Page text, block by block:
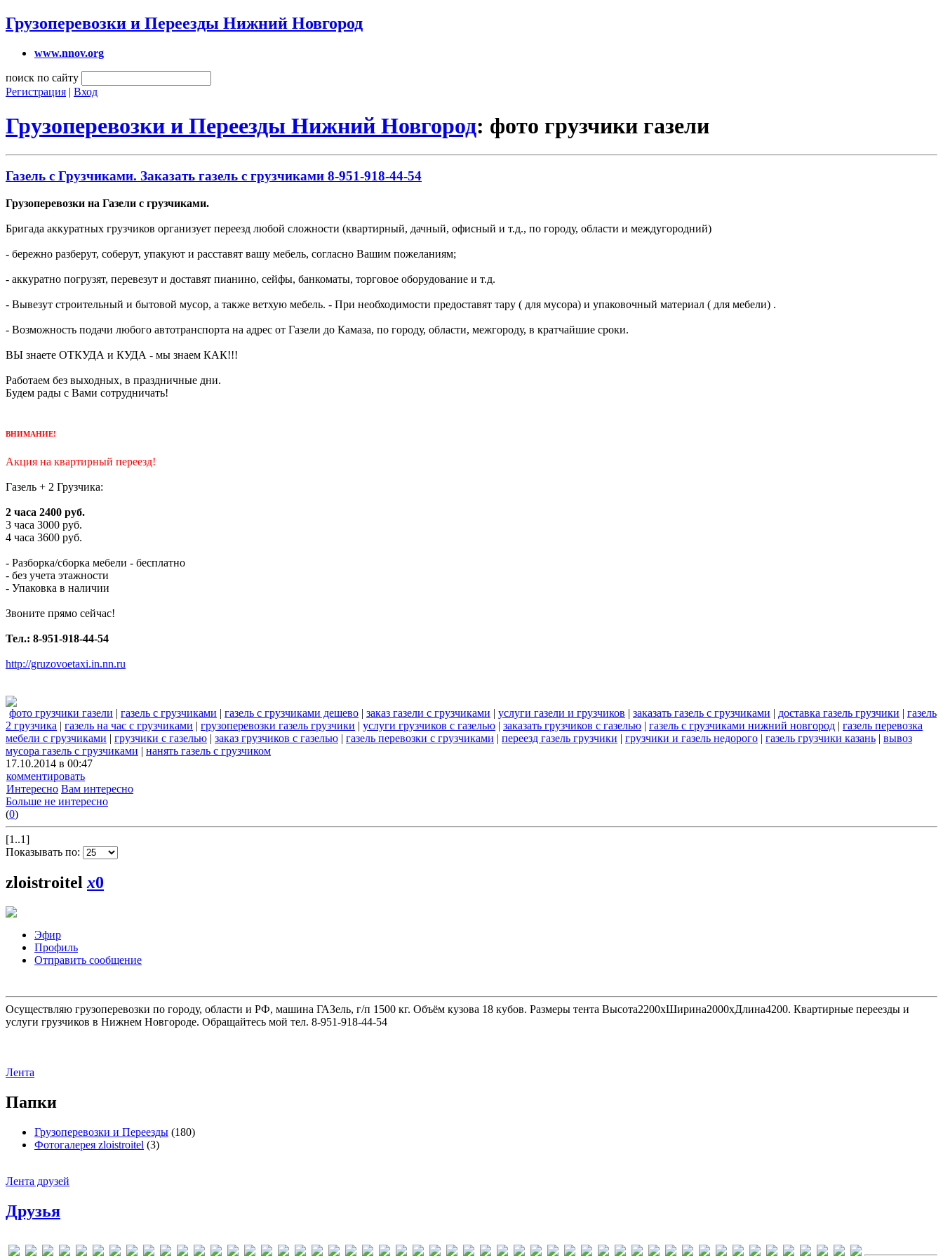
Грузоперевозки и Переезды Нижний Новгород
www.nnov.org
поиск по сайту
Регистрация | Вход
Грузоперевозки и Переезды Нижний Новгород: фото грузчики газели
Газель с Грузчиками. Заказать газель с грузчиками 8-951-918-44-54
Грузоперевозки на Газели с грузчиками.
Бригада аккуратных грузчиков организует переезд любой сложности (квартирный, дачный, офисный и т.д., по городу, области и междугородний)
- бережно разберут, соберут, упакуют и расставят вашу мебель, согласно Вашим пожеланиям;
- аккуратно погрузят, перевезут и доставят пианино, сейфы, банкоматы, торговое оборудование и т.д.
- Вывезут строительный и бытовой мусор, а также ветхую мебель. - При необходимости предоставят тару ( для мусора) и упаковочный материал ( для мебели) .
- Возможность подачи любого автотранспорта на адрес от Газели до Камаза, по городу, области, межгороду, в кратчайшие сроки.
ВЫ знаете ОТКУДА и КУДА - мы знаем КАК!!!
Работаем без выходных, в праздничные дни.
Будем рады с Вами сотрудничать!
ВНИМАНИЕ!
Акция на квартирный переезд!
Газель + 2 Грузчика:
2 часа 2400 руб.
3 часа 3000 руб.
4 часа 3600 руб.
- Разборка/сборка мебели - бесплатно
- без учета этажности
- Упаковка в наличии
Звоните прямо сейчас!
Тел.: 8-951-918-44-54
http://gruzovoetaxi.in.nn.ru
фото грузчики газели | газель с грузчиками | газель с грузчиками дешево | заказ газели с грузчиками | услуги газели и грузчиков | заказать газель с грузчиками | доставка газель грузчики | газель
2 грузчика | газель на час с грузчиками | грузоперевозки газель грузчики | услуги грузчиков с газелью | заказать грузчиков с газелью | газель с грузчиками нижний новгород | газель перевозка
мебели с грузчиками | грузчики с газелью | заказ грузчиков с газелью | газель перевозки с грузчиками | переезд газель грузчики | грузчики и газель недорого | газель грузчики казань | вывоз
мусора газель с грузчиками | нанять газель с грузчиком
17.10.2014 в 00:47
комментировать
Интересно Вам интересно
Больше не интересно
(0)
[1..1]
Показывать по:
zloistroitel x0
Эфир
Профиль
Отправить сообщение
Осуществляю грузоперевозки по городу, области и РФ, машина ГАЗель, г/п 1500 кг. Объём кузова 18 кубов. Размеры тента Высота2200хШирина2000хДлина4200. Квартирные переезды и
услуги грузчиков в Нижнем Новгороде. Обращайтесь мой тел. 8-951-918-44-54
Лента
Папки
Грузоперевозки и Переезды (180)
Фотогалерея zloistroitel (3)
Лента друзей
Друзья